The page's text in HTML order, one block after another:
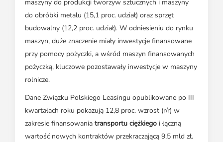
maszyny do produkcji tworzyw sztucznych i maszyny
do obróbki metalu (15,1 proc. udział) oraz sprzęt
budowalny (12,2 proc. udział). W odniesieniu do rynku
maszyn, duże znaczenie miały inwestycje finansowane
przy pomocy pożyczki, a wśród maszyn finansowanych
pożyczką, kluczowe pozostawały inwestycje w maszyny
rolnicze.
Dane Związku Polskiego Leasingu opublikowane po III
kwartałach roku pokazują 12,8 proc. wzrost (r/r) w
zakresie finansowania transportu ciężkiego i łączną
wartość nowych kontraktów przekraczającą 9,5 mld zł.